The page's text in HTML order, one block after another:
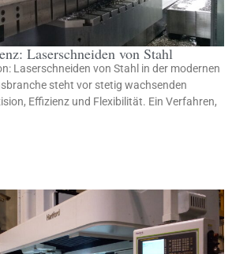
Laserschneiden von Stahl
Laserschneiden von Stahl in der modernen
steht vor stetig wachsenden
Effizienz und Flexibilität. Ein Verfahren,